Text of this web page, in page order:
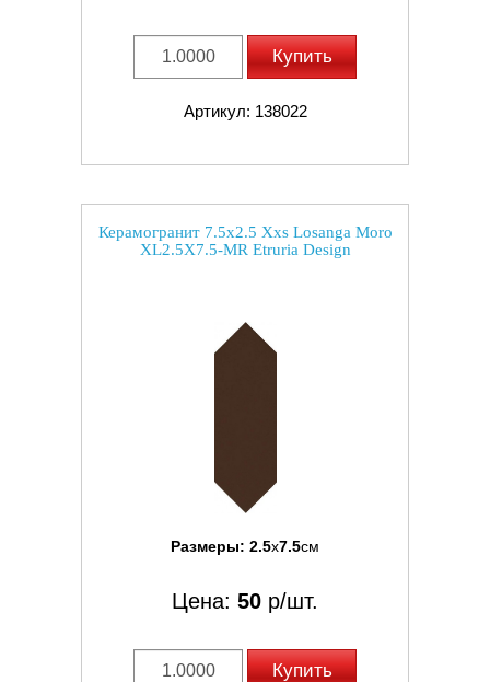
Купить
Артикул: 138022
Керамогранит 7.5x2.5 Xxs Losanga Moro
XL2.5X7.5-MR Etruria Design
Размеры: 2.5x7.5см
Цена: 50 р/шт.
Купить